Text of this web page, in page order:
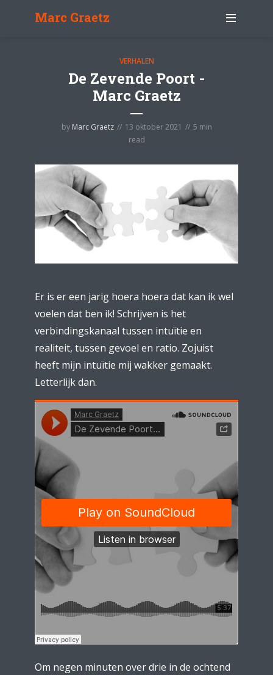
Marc Graetz
VERHALEN
De Zevende Poort -
Marc Graetz
by Marc Graetz 13 oktober 2021
5 min
read
Er is er een jarig hoera hoera dat kan ik wel
voelen dat ben ik! Schrijven is het
verbindingskanaal tussen intuïtie en
realiteit, tussen gevoel en ratio. Zojuist
heeft mijn intuïtie mij wakker gemaakt.
Letterlijk dan.
Om negen minuten over drie in de ochtend